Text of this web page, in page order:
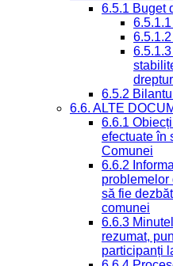
6.5.1 Buget
6.5.2
6.6. ALTE
6.6.1
efectuate în
Comunei
6.6.2
problemelor
să fie
comunei
6.6.3
rezumat,
participanți